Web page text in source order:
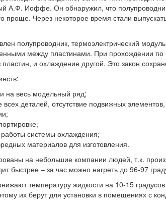
А.Ф. Иоффе. Он обнаружил, что
проще. Через некоторое время стали
полупроводник, термоэлектрический
между пластинами. При прохождении по
и охлаждение другой. Это закон
на весь модельный ряд;
всех деталей, отсутствие подвижных
работы системы охлаждения;
материалов для изготовления.
на небольшие компании людей, т.к.
быстрее – за час можно нагреть до 96-97
температуру жидкости на 10-15
их берут для установки в помещениях с